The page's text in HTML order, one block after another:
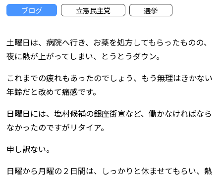
ブログ 立憲民主党 選挙
土曜日は、病院へ行き、お薬を処方してもらったものの、
夜に熱が上がってしまい、とうとうダウン。
これまでの疲れもあったのでしょう、もう無理はきかない
年齢だと改めて痛感です。
日曜日には、塩村候補の銀座街宣など、働かなければなら
なかったのですがリタイア。
申し訳ない。
日曜から月曜の２日間は、しっかりと休ませてもらい、熱